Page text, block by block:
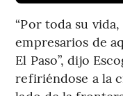
“Por toda su
empresarios de
El Paso”, dijo
refiriéndose a la